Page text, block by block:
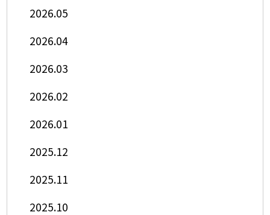
2026.05
2026.04
2026.03
2026.02
2026.01
2025.12
2025.11
2025.10